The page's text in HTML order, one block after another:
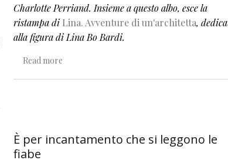
Charlotte Perriand. Insieme a questo albo, esce la
ristampa di Lina. Avventure di un'architetta,
alla figura di Lina Bo Bardi.
Read moreabout Charlotte e Lina, bambine avventurose
È per incantamento che si leggono le
fiabe